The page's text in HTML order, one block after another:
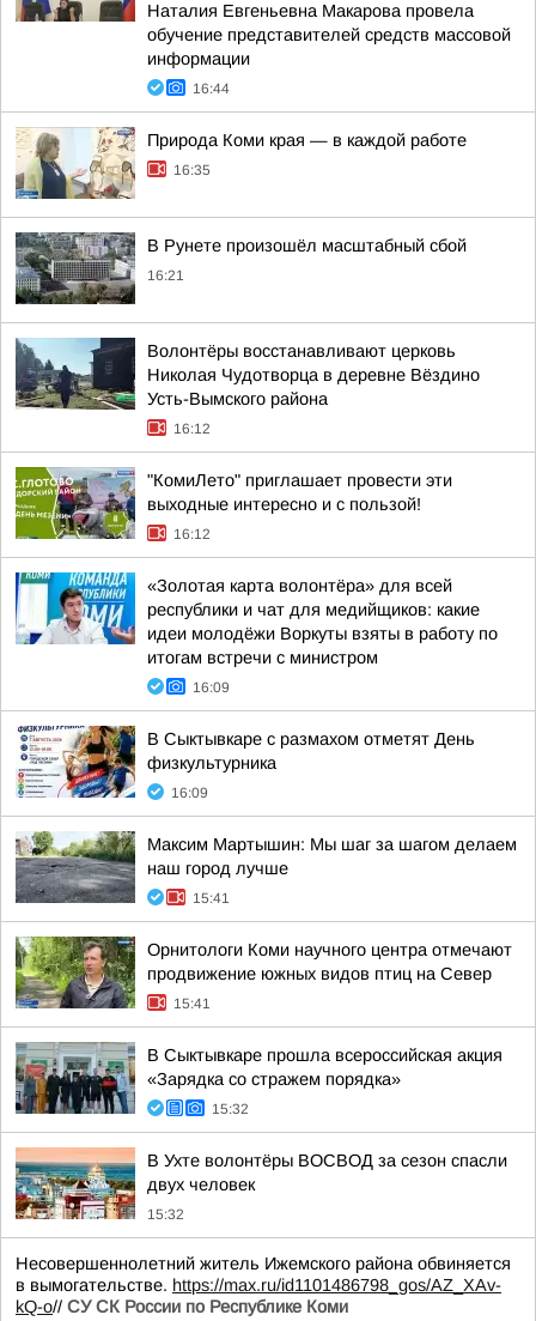
Наталия Евгеньевна Макарова провела
обучение представителей средств массовой
информации
16:44
Природа Коми края — в каждой работе
16:35
В Рунете произошёл масштабный сбой
16:21
Волонтёры восстанавливают церковь
Николая Чудотворца в деревне Вёздино
Усть-Вымского района
16:12
"КомиЛето" приглашает провести эти
выходные интересно и с пользой!
16:12
«Золотая карта волонтёра» для всей
республики и чат для медийщиков: какие
идеи молодёжи Воркуты взяты в работу по
итогам встречи с министром
16:09
В Сыктывкаре с размахом отметят День
физкультурника
16:09
Максим Мартышин: Мы шаг за шагом делаем
наш город лучше
15:41
Орнитологи Коми научного центра отмечают
продвижение южных видов птиц на Север
15:41
В Сыктывкаре прошла всероссийская акция
«Зарядка со стражем порядка»
15:32
В Ухте волонтёры ВОСВОД за сезон спасли
двух человек
15:32
Несовершеннолетний житель Ижемского района обвиняется
в вымогательстве. https://max.ru/id1101486798_gos/AZ_XAv-
kQ-o// СУ СК России по Республике Коми